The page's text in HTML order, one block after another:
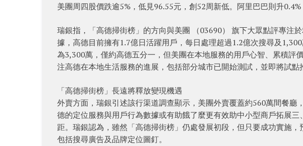
美團周四股價跌逾5%，低見96.55元，創52周新低。阿里巴巴則升0.4%
瑞銀指，「高德掃街榜」的方向與美團 （03690） 旗下大眾點評專注
據，高德目前擁有1.7億日活躍用戶，每日處理超過1.2億次搜尋及
為3,300萬，僅約高德五分一，但美團在本地服務的用戶心智、累積評
注高德在本地生活服務的進展，包括部分城市已開始測試，並即將試點
「高德掃街榜」長遠將釋放變現機遇
外賣方面，瑞銀引述該行渠道調查顯示，美團外賣覆蓋約560萬間餐廳
德的定位服務與用戶行為數據或有助餓了麼更有效助中小型商戶拓展
距。瑞銀認為，雖然「高德掃街榜」仍處發展初段，但只要成功實施
包括搜尋廣告及品牌定位圖釘。